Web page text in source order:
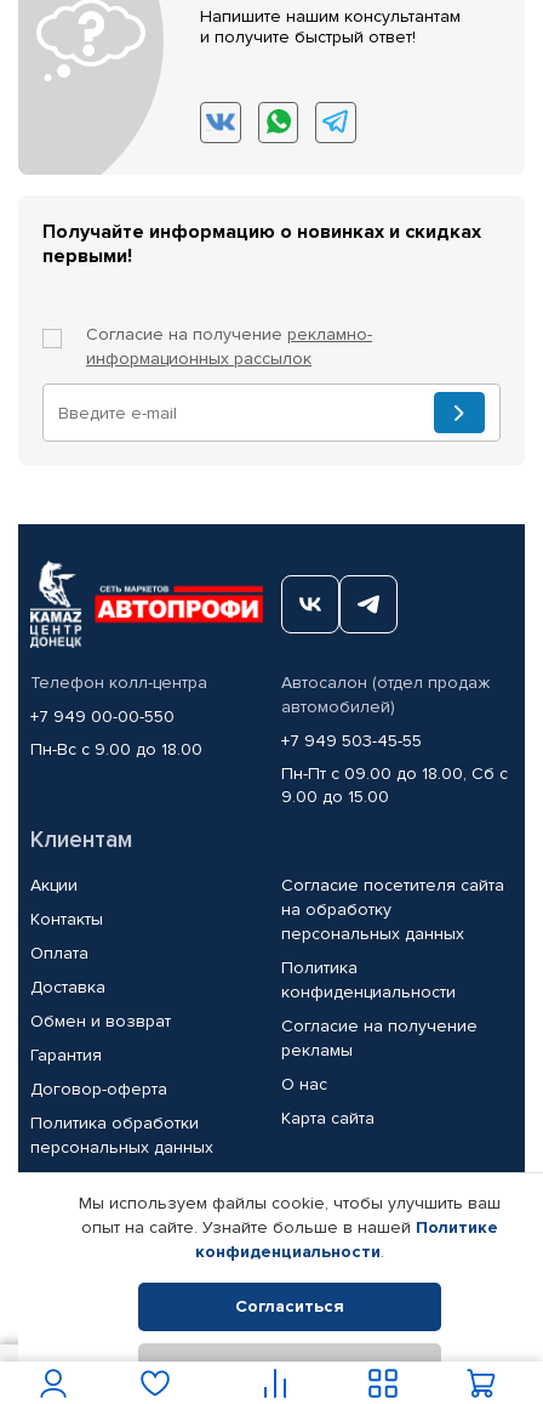
Напишите нашим консультантам
и получите быстрый ответ!
Получайте информацию о новинках и скидках
первыми!
Согласие на получение рекламно-
информационных рассылок
Телефон колл-центра
+7 949 00-00-550
Пн-Вс с 9.00 до 18.00
Автосалон (отдел продаж
автомобилей)
+7 949 503-45-55
Пн-Пт с 09.00 до 18.00, Сб с
9.00 до 15.00
Клиентам
Акции
Контакты
Оплата
Доставка
Обмен и возврат
Гарантия
Договор-оферта
Политика обработки
персональных данных
Согласие посетителя сайта
на обработку
персональных данных
Политика
конфиденциальности
Согласие на получение
рекламы
О нас
Карта сайта
Партнерам
Корпоративным клиентам
Поставщикам
Реквизиты компании
© КАМАЗ ЦЕНТР ДОНЕЦК, 2015-2026. Все права защищены.
Интернет-магазин автомобильных товаров Автопрофи.
Мы используем файлы cookie, чтобы улучшить ваш
опыт на сайте. Узнайте больше в нашей Политике
конфиденциальности.
Согласиться
Отклонить
В корзину